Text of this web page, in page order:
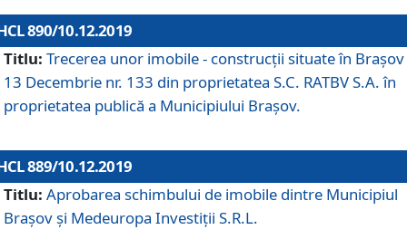
890/10.12.2019
Titlu: Trecerea unor imobile - construcții situate în Brașov
13 Decembrie nr. 133 din proprietatea S.C. RATBV S.A. în
proprietatea publică a Municipiului Brașov.
889/10.12.2019
Titlu: Aprobarea schimbului de imobile dintre Municipiul
Brașov și Medeuropa Investiții S.R.L.